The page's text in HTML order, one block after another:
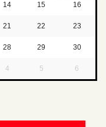
14 15 16
21 22 23
28 29 30
4 5 6